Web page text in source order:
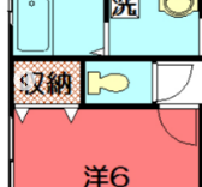
家族で住むならマン
一人暮らしの物件特
ペット相談OKの賃